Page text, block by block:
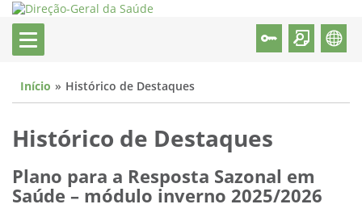
Início Histórico de Destaques
Histórico de Destaques
Plano para a Resposta Sazonal em
Saúde – módulo inverno 2025/2026